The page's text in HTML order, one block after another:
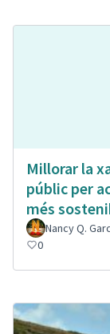
Millorar la
públic per
més
Nancy Q.
0